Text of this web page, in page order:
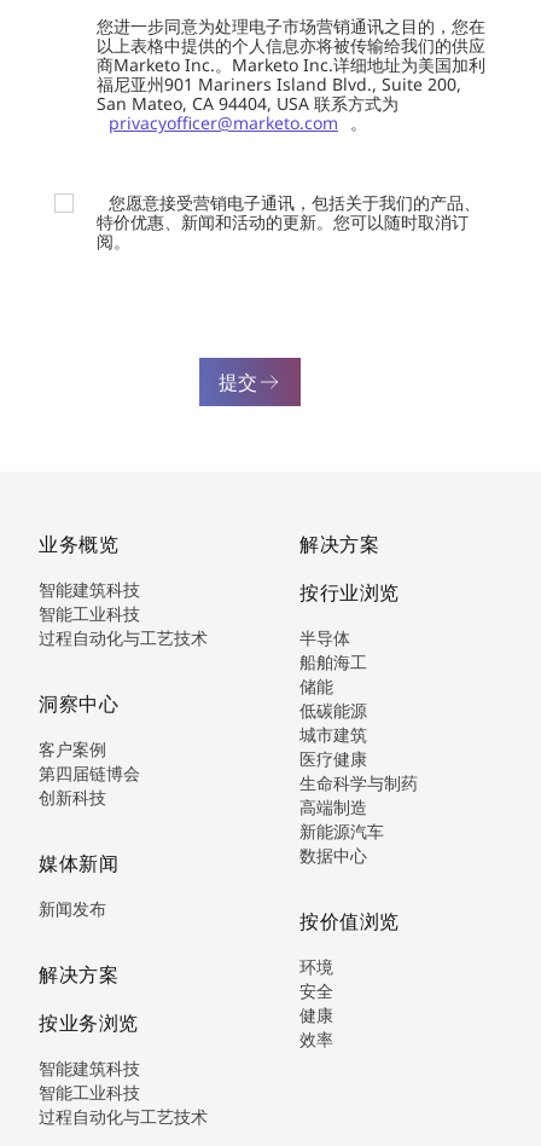
您进一步同意为处理电子市场营销通讯之目的，您在
以上表格中提供的个人信息亦将被传输给我们的供应
商Marketo Inc.。Marketo Inc.详细地址为美国加利
福尼亚州901 Mariners Island Blvd., Suite 200,
San Mateo, CA 94404, USA 联系方式为
privacyofficer@marketo.com
。
您愿意接受营销电子通讯，包括关于我们的产品、
特价优惠、新闻和活动的更新。您可以随时取消订
阅。
提交
业务概览
智能建筑科技
智能工业科技
过程自动化与工艺技术
洞察中心
客户案例
第四届链博会
创新科技
媒体新闻
新闻发布
解决方案
按业务浏览
智能建筑科技
智能工业科技
过程自动化与工艺技术
解决方案
按行业浏览
半导体
船舶海工
储能
低碳能源
城市建筑
医疗健康
生命科学与制药
高端制造
新能源汽车
数据中心
按价值浏览
环境
安全
健康
效率